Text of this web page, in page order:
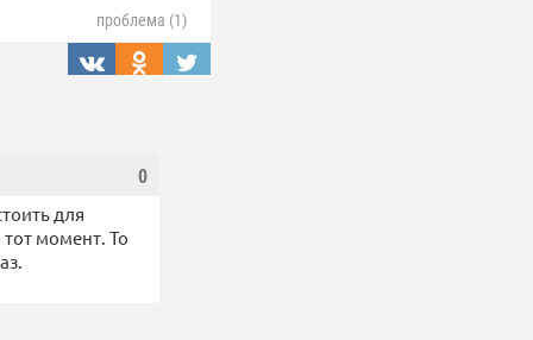
проблема (1)
0
для
тот момент. То